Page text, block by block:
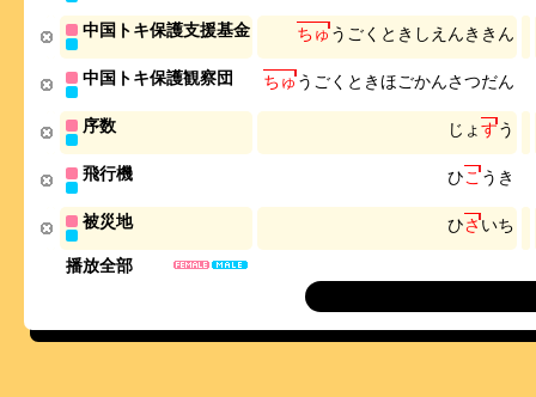
播放全部
中国トキ保護支援基金 ちゅう ごく と き し え んき き ん
中国トキ保護観察団 ちゅう ごく と きほごかんさつだん
序数 じ ょすう
飛行機 ひこう き
被災地 ひさいち